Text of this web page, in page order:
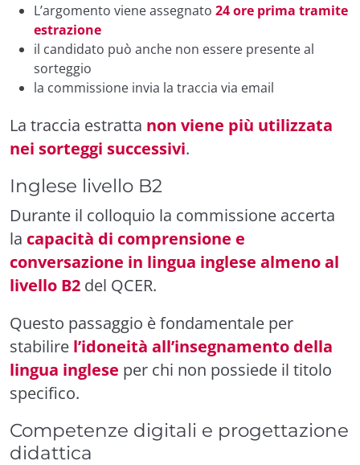
L’argomento viene assegnato 24 ore prima tramite
estrazione
il candidato può anche non essere presente al
sorteggio
la commissione invia la traccia via email
La traccia estratta non viene più utilizzata
nei sorteggi successivi.
Inglese livello B2
Durante il colloquio la commissione accerta
la capacità di comprensione e
conversazione in lingua inglese almeno al
livello B2 del QCER.
Questo passaggio è fondamentale per
stabilire l’idoneità all’insegnamento della
lingua inglese per chi non possiede il titolo
specifico.
Competenze digitali e progettazione
didattica